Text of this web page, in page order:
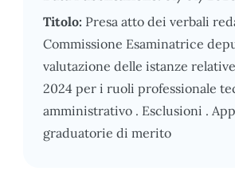
Titolo: Presa atto dei verbali
Commissione Esaminatrice
valutazione delle istanze
2024 per i ruoli professionale
amministrativo . Esclusioni .
graduatorie di merito